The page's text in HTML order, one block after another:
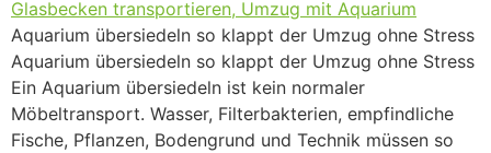
Aquarium übersiedeln so klappt der Umzug ohne Stress
Aquarium übersiedeln so klappt der Umzug ohne Stress
Ein Aquarium übersiedeln ist kein normaler
Möbeltransport. Wasser, Filterbakterien, empfindliche
Fische, Pflanzen, Bodengrund und Technik müssen so